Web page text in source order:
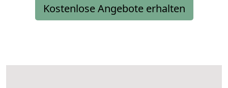
Kostenlose Angebote erhalten